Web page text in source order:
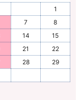
1
7
8
14
15
21
22
28
29